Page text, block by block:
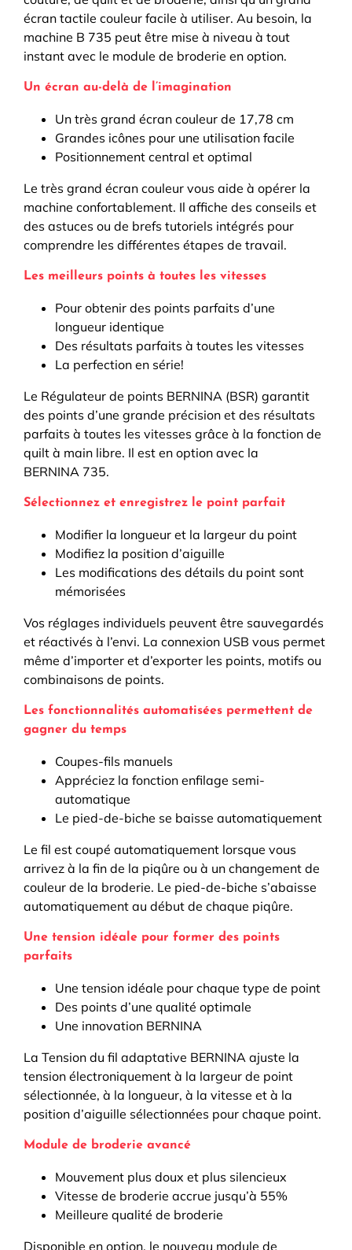
écran tactile couleur facile à utiliser. Au besoin, la
machine B 735 peut être mise à niveau à tout
instant avec le module de broderie en option.
Un écran au-delà de l’imagination
Un très grand écran couleur de 17,78 cm
Grandes icônes pour une utilisation facile
Positionnement central et optimal
Le très grand écran couleur vous aide à opérer la
machine confortablement. Il affiche des conseils et
des astuces ou de brefs tutoriels intégrés pour
comprendre les différentes étapes de travail.
Les meilleurs points à toutes les vitesses
Pour obtenir des points parfaits d’une
longueur identique
Des résultats parfaits à toutes les vitesses
La perfection en série!
Le Régulateur de points BERNINA (BSR) garantit
des points d’une grande précision et des résultats
parfaits à toutes les vitesses grâce à la fonction de
quilt à main libre. Il est en option avec la
BERNINA 735.
Sélectionnez et enregistrez le point parfait
Modifier la longueur et la largeur du point
Modifiez la position d’aiguille
Les modifications des détails du point sont
mémorisées
Vos réglages individuels peuvent être sauvegardés
et réactivés à l’envi. La connexion USB vous permet
même d’importer et d’exporter les points, motifs ou
combinaisons de points.
Les fonctionnalités automatisées permettent de
gagner du temps
Coupes-fils manuels
Appréciez la fonction enfilage semi-
automatique
Le pied-de-biche se baisse automatiquement
Le fil est coupé automatiquement lorsque vous
arrivez à la fin de la piqûre ou à un changement de
couleur de la broderie. Le pied-de-biche s’abaisse
automatiquement au début de chaque piqûre.
Une tension idéale pour former des points
parfaits
Une tension idéale pour chaque type de point
Des points d’une qualité optimale
Une innovation BERNINA
La Tension du fil adaptative BERNINA ajuste la
tension électroniquement à la largeur de point
sélectionnée, à la longueur, à la vitesse et à la
position d’aiguille sélectionnées pour chaque point.
Module de broderie avancé
Mouvement plus doux et plus silencieux
Vitesse de broderie accrue jusqu’à 55%
Meilleure qualité de broderie
Disponible en option, le nouveau module de